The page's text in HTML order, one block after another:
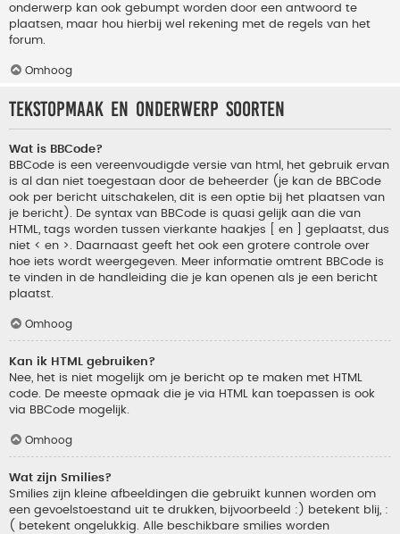
onderwerp kan ook gebumpt worden door een antwoord te
plaatsen, maar hou hierbij wel rekening met de regels van het
forum.
Omhoog
Tekstopmaak en onderwerp soorten
Wat is BBCode?
BBCode is een vereenvoudigde versie van html, het gebruik ervan
is al dan niet toegestaan door de beheerder (je kan de BBCode
ook per bericht uitschakelen, dit is een optie bij het plaatsen van
je bericht). De syntax van BBCode is quasi gelijk aan die van
HTML, tags worden tussen vierkante haakjes [ en ] geplaatst, dus
niet < en >. Daarnaast geeft het ook een grotere controle over
hoe iets wordt weergegeven. Meer informatie omtrent BBCode is
te vinden in de handleiding die je kan openen als je een bericht
plaatst.
Omhoog
Kan ik HTML gebruiken?
Nee, het is niet mogelijk om je bericht op te maken met HTML
code. De meeste opmaak die je via HTML kan toepassen is ook
via BBCode mogelijk.
Omhoog
Wat zijn Smilies?
Smilies zijn kleine afbeeldingen die gebruikt kunnen worden om
een gevoelstoestand uit te drukken, bijvoorbeeld :) betekent blij, :
( betekent ongelukkig. Alle beschikbare smilies worden